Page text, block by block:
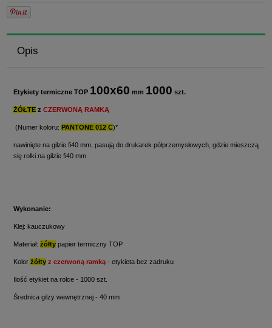
Opis
Etykiety termiczne TOP 100x60 mm 1000 szt.
ŻÓŁTE z CZERWONĄ RAMKĄ
(Numer koloru: PANTONE 012 C)*
nawinięte na gilzie fi40 mm, pasują do drukarek półprzemysłowych, gdzie mieszczą
się rolki na gilzie fi40 mm
Wykonanie:
Klej: kauczukowy
Materiał: żółty papier termiczny TOP
Kolor żółty z czerwoną ramką - etykieta bez zadruku
Ilość etykiet na rolce - 1000 szt.
Średnica gilzy wewnętrznej - 40 mm